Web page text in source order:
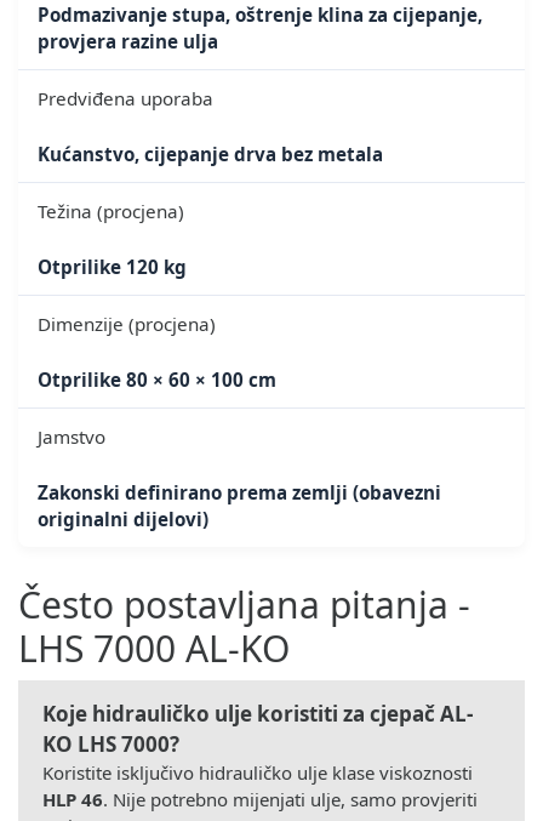
Podmazivanje stupa, oštrenje klina za cijepanje,
provjera razine ulja
Predviđena uporaba
Kućanstvo, cijepanje drva bez metala
Težina (procjena)
Otprilike 120 kg
Dimenzije (procjena)
Otprilike 80 × 60 × 100 cm
Jamstvo
Zakonski definirano prema zemlji (obavezni
originalni dijelovi)
Često postavljana pitanja -
LHS 7000 AL-KO
Koje hidrauličko ulje koristiti za cjepač AL-
KO LHS 7000?
Koristite isključivo hidrauličko ulje klase viskoznosti
HLP 46. Nije potrebno mijenjati ulje, samo provjeriti